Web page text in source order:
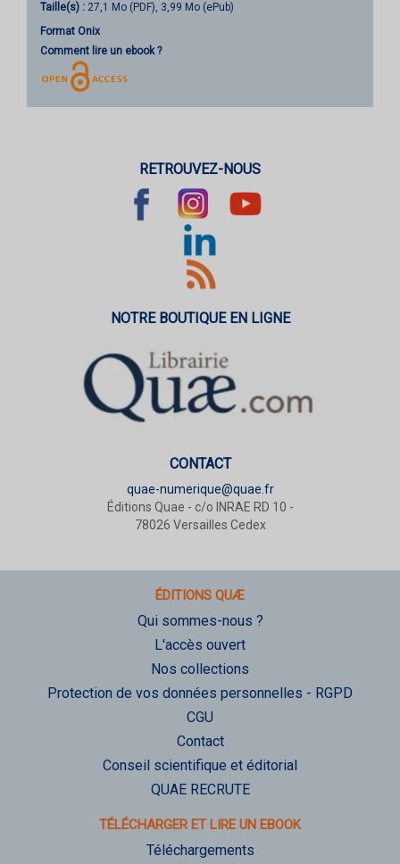
Taille(s) : 27,1 Mo (PDF), 3,99 Mo (ePub)
Format Onix
Comment lire un ebook ?
RETROUVEZ-NOUS
NOTRE BOUTIQUE EN LIGNE
CONTACT
quae-numerique@quae.fr
Éditions Quae - c/o INRAE RD 10 -
78026 Versailles Cedex
ÉDITIONS QUÆ
Qui sommes-nous ?
L'accès ouvert
Nos collections
Protection de vos données personnelles - RGPD
CGU
Contact
Conseil scientifique et éditorial
QUAE RECRUTE
TÉLÉCHARGER ET LIRE UN EBOOK
Téléchargements